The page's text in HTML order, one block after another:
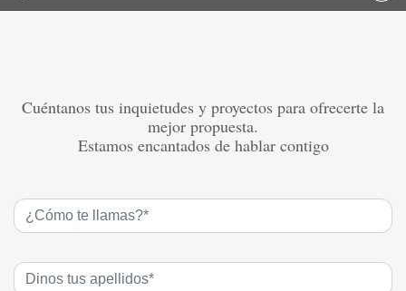
Cuéntanos tus inquietudes y proyectos para ofrecerte la
mejor propuesta.
Estamos encantados de hablar contigo